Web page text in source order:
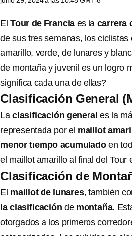
El Tour de Francia es la carrera
de sus tres semanas, los
amarillo, verde, de lunares y
de montaña y juvenil es un logro
significa cada una de ellas?
Clasificación General
La clasificación general es la
representada por el maillot
menor tiempo acumuladoen
el maillot amarillo al final del Tour
Clasificación de
El maillot de lunares, también
la clasificación de montaña.
otorgados a los primeros